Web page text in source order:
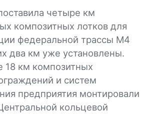
четыре км
композитных лотков для
федеральной трассы М4
два км уже установлены.
18 км композитных
и систем
предприятия монтировали
кольцевой